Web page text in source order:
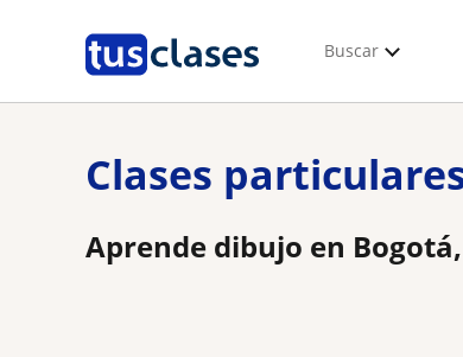
Buscar
Clases
Aprende dibujo en